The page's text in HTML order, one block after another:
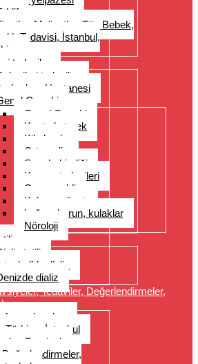
Maliyetler, Tüp Bebek,
Tedavisi, İstanbul,
tedaviler
ileri tedaviler
Hastanesi
Cerrahi
Genel Cerrahi
Kontrol etmek
Kilo kaybı
Ortopedi
Spor hekimliği
Kanser tedavileri
Organ nakli
Kalp ameliyatı
boğaz, burun, kulaklar
Nöroloji
tatili
dializ
dializ
Tedaviler, Değerlendirmeler,
hasta
Türkiye, İstanbul
Tavsiyeler,
Değerlendirmeler,